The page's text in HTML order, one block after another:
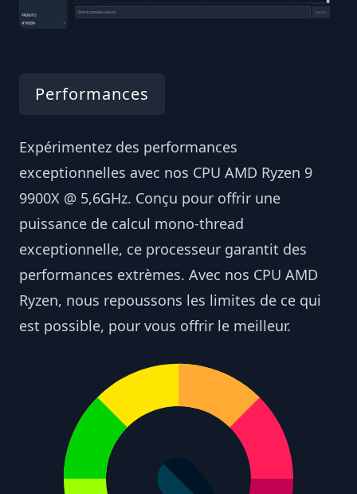
Performances
Expérimentez des performances
exceptionnelles avec nos CPU AMD Ryzen 9
9900X @ 5,6GHz. Conçu pour offrir une
puissance de calcul mono-thread
exceptionnelle, ce processeur garantit des
performances extrèmes. Avec nos CPU AMD
Ryzen, nous repoussons les limites de ce qui
est possible, pour vous offrir le meilleur.